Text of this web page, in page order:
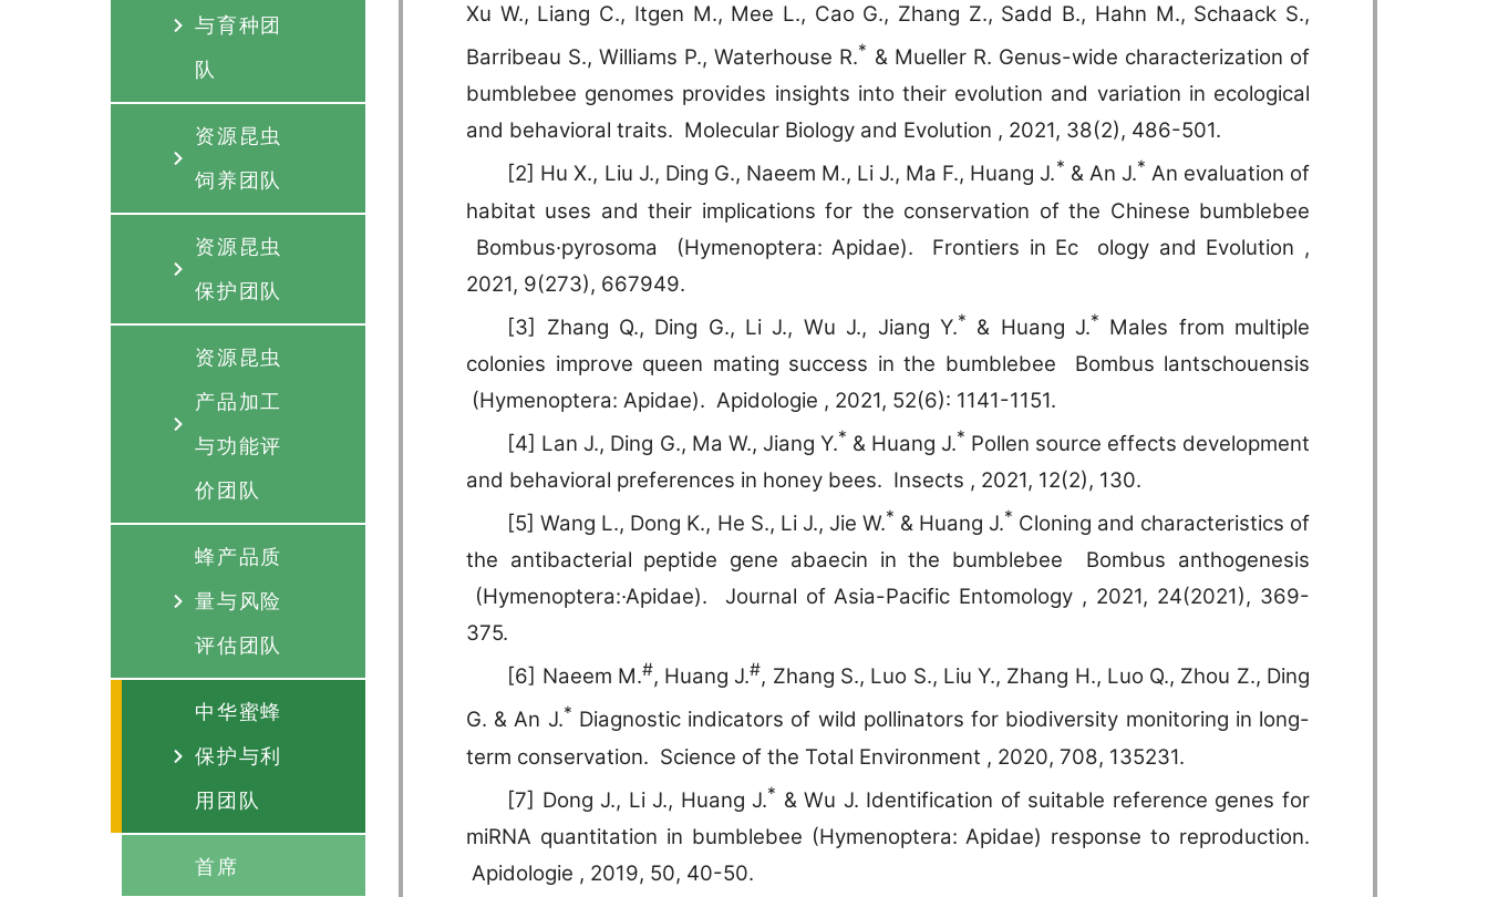
与育种团
队
资源昆虫
饲养团队
资源昆虫
保护团队
资源昆虫
产品加工
与功能评
价团队
蜂产品质
量与风险
评估团队
中华蜜蜂
保护与利
用团队
首席
Xu W., Liang C., Itgen M., Mee L., Cao G., Zhang Z., Sadd B., Hahn M., Schaack S.,
Barribeau S., Williams P., Waterhouse R.* & Mueller R. Genus-wide characterization of
bumblebee genomes provides insights into their evolution and variation in ecological
and behavioral traits. Molecular Biology and Evolution , 2021, 38(2), 486-501.
[2] Hu X., Liu J., Ding G., Naeem M., Li J., Mа F., Huang J.* & An J.* An evaluation of
habitat uses and their implications for the conservation of the Chinese bumblebee
Bombus·pyrosoma (Hymenoptera: Apidae). Frontiers in Ec ology and Evolution ,
2021, 9(273), 667949.
[3] Zhang Q., Ding G., Li J., Wu J., Jiang Y.* & Huang J.* Males from multiple
colonies improve queen mating success in the bumblebee Bombus lantschouensis
(Hymenoptera: Apidae). Apidologie , 2021, 52(6): 1141-1151.
[4] Lan J., Ding G., Ma W., Jiang Y.* & Huang J.* Pollen source effects development
and behavioral preferences in honey bees. Insects , 2021, 12(2), 130.
[5] Wang L., Dong K., He S., Li J., Jie W.* & Huang J.* Cloning and characteristics of
the antibacterial peptide gene abaecin in the bumblebee Bombus anthogenesis
(Hymenoptera:·Apidae). Journal of Asia-Pacific Entomology , 2021, 24(2021), 369-
375.
[6] Naeem M.#, Huang J.#, Zhang S., Luo S., Liu Y., Zhang H., Luo Q., Zhou Z., Ding
G. & An J.* Diagnostic indicators of wild pollinators for biodiversity monitoring in long-
term conservation. Science of the Total Environment , 2020, 708, 135231.
[7] Dong J., Li J., Huang J.* & Wu J. Identification of suitable reference genes for
miRNA quantitation in bumblebee (Hymenoptera: Apidae) response to reproduction.
Apidologie , 2019, 50, 40-50.